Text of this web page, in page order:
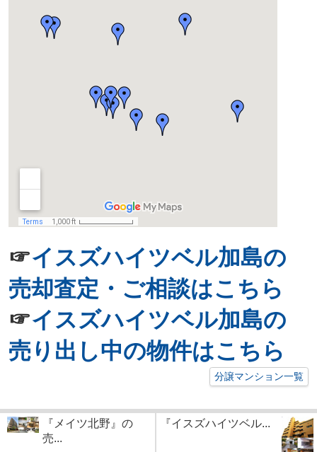
☞イスズハイツベル加島の
売却査定・ご相談はこちら
☞イスズハイツベル加島の
売り出し中の物件はこちら
分譲マンション一覧
『メイツ北野』の
売...
『イスズハイツベル...